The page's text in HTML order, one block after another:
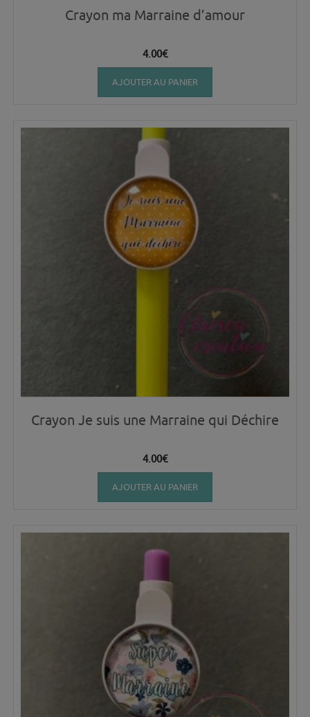
Crayon ma Marraine d’amour
4.00€
AJOUTER AU PANIER
Crayon Je suis une Marraine qui Déchire
4.00€
AJOUTER AU PANIER